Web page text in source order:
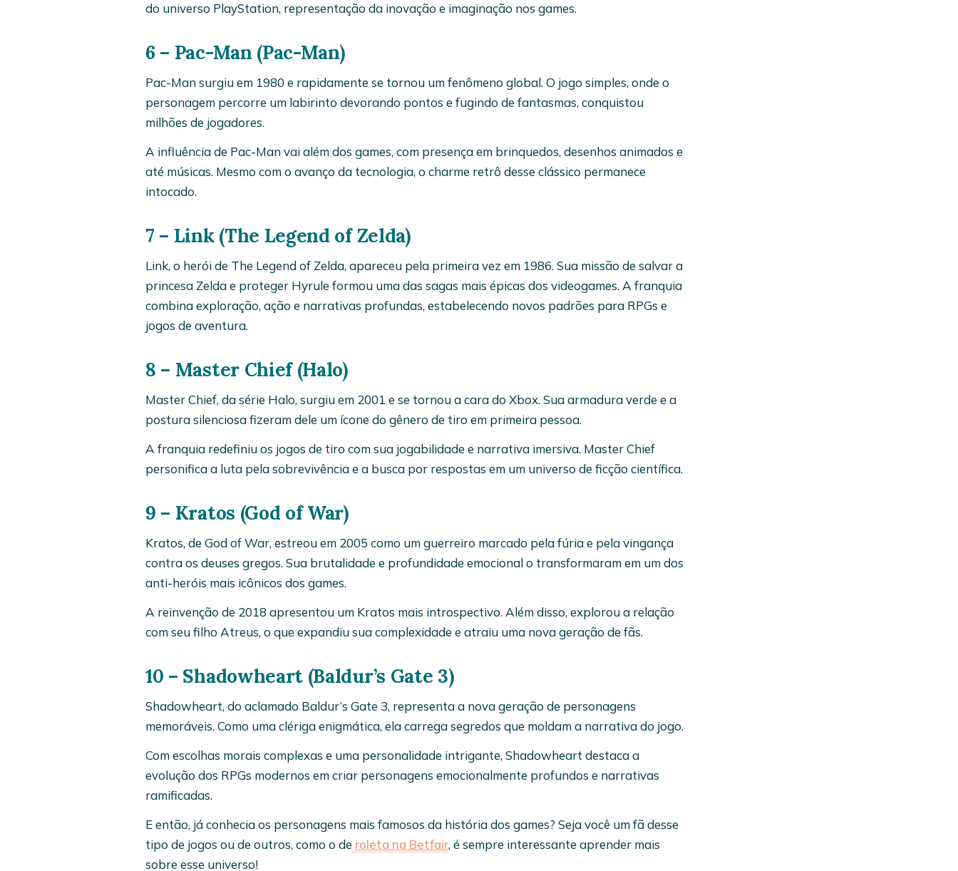
do universo PlayStation, representação da inovação e imaginação nos games.
6 – Pac-Man (Pac-Man)
Pac-Man surgiu em 1980 e rapidamente se tornou um fenômeno global. O jogo simples, onde o
personagem percorre um labirinto devorando pontos e fugindo de fantasmas, conquistou
milhões de jogadores.
A influência de Pac-Man vai além dos games, com presença em brinquedos, desenhos animados e
até músicas. Mesmo com o avanço da tecnologia, o charme retrô desse clássico permanece
intocado.
7 – Link (The Legend of Zelda)
Link, o herói de The Legend of Zelda, apareceu pela primeira vez em 1986. Sua missão de salvar a
princesa Zelda e proteger Hyrule formou uma das sagas mais épicas dos videogames. A franquia
combina exploração, ação e narrativas profundas, estabelecendo novos padrões para RPGs e
jogos de aventura.
8 – Master Chief (Halo)
Master Chief, da série Halo, surgiu em 2001 e se tornou a cara do Xbox. Sua armadura verde e a
postura silenciosa fizeram dele um ícone do gênero de tiro em primeira pessoa.
A franquia redefiniu os jogos de tiro com sua jogabilidade e narrativa imersiva. Master Chief
personifica a luta pela sobrevivência e a busca por respostas em um universo de ficção científica.
9 – Kratos (God of War)
Kratos, de God of War, estreou em 2005 como um guerreiro marcado pela fúria e pela vingança
contra os deuses gregos. Sua brutalidade e profundidade emocional o transformaram em um dos
anti-heróis mais icônicos dos games.
A reinvenção de 2018 apresentou um Kratos mais introspectivo. Além disso, explorou a relação
com seu filho Atreus, o que expandiu sua complexidade e atraiu uma nova geração de fãs.
10 – Shadowheart (Baldur’s Gate 3)
Shadowheart, do aclamado Baldur’s Gate 3, representa a nova geração de personagens
memoráveis. Como uma clériga enigmática, ela carrega segredos que moldam a narrativa do jogo.
Com escolhas morais complexas e uma personalidade intrigante, Shadowheart destaca a
evolução dos RPGs modernos em criar personagens emocionalmente profundos e narrativas
ramificadas.
E então, já conhecia os personagens mais famosos da história dos games? Seja você um fã desse
tipo de jogos ou de outros, como o de roleta na Betfair, é sempre interessante aprender mais
sobre esse universo!